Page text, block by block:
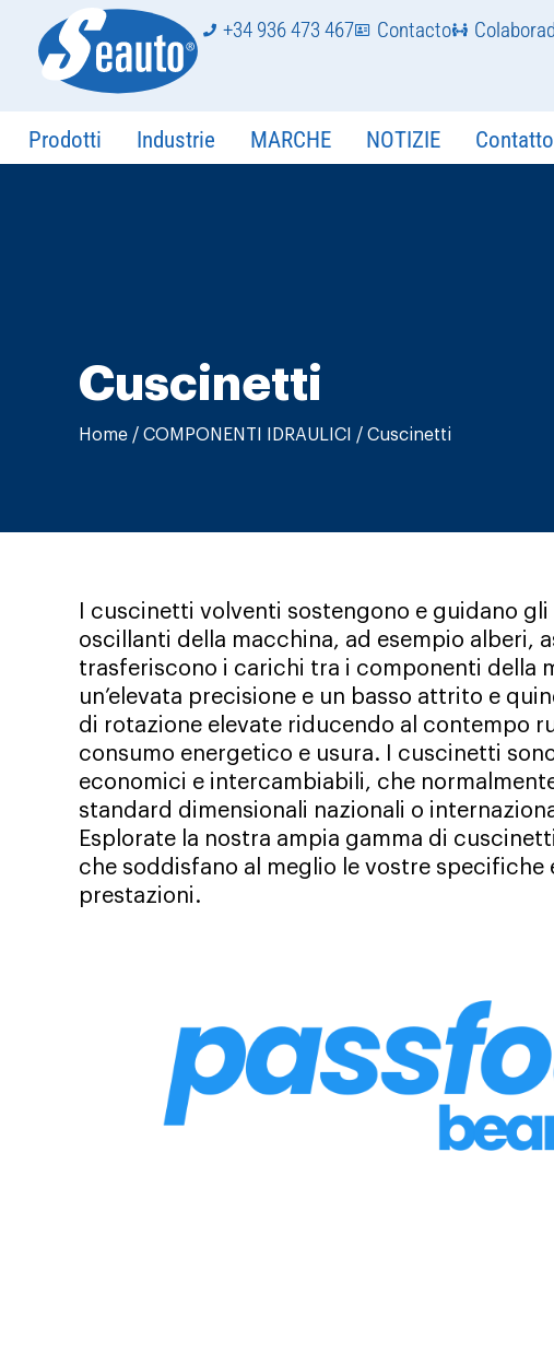
+34 936 473 467 Contacto
Prodotti Industrie MARCHE NOTIZIE Contatto
Cuscinetti
Home / COMPONENTI IDRAULICI / Cuscinetti
I cuscinetti volventi sostengono e guidano
oscillanti della macchina, ad esempio alberi,
trasferiscono i carichi tra i componenti della
un’elevata precisione e un basso attrito e
di rotazione elevate riducendo al contempo
consumo energetico e usura. I cuscinetti
economici e intercambiabili, che
standard dimensionali nazionali o
Esplorate la nostra ampia gamma di
che soddisfano al meglio le vostre specifiche
prestazioni.